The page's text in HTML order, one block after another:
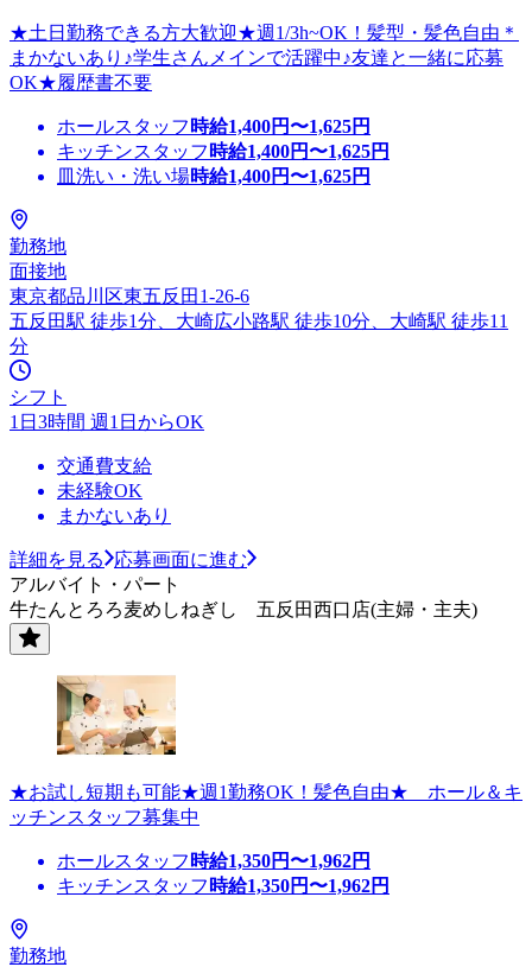
★土日勤務できる方大歓迎★週1/3h~OK！髪型・髪色自由＊
まかないあり♪学生さんメインで活躍中♪友達と一緒に応募
OK★履歴書不要
ホールスタッフ 時給1,400円〜1,625円
キッチンスタッフ 時給1,400円〜1,625円
皿洗い・洗い場時給1,400円〜1,625円
勤務地
面接地
東京都品川区東五反田1-26-6
五反田駅 徒歩1分、大崎広小路駅 徒歩10分、大崎駅 徒歩11
分
シフト
1日3時間 週1日からOK
交通費支給
未経験OK
まかないあり
詳細を見る
応募画面に進む
アルバイト・パート
牛たんとろろ麦めしねぎし 五反田西口店(主婦・主夫)
★お試し短期も可能★週1勤務OK！髪色自由★ ホール＆キ
ッチンスタッフ募集中
ホールスタッフ 時給1,350円〜1,962円
キッチンスタッフ 時給1,350円〜1,962円
勤務地